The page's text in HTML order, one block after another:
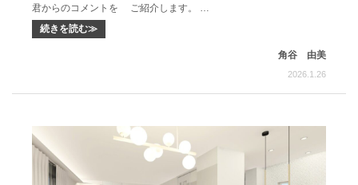
君からのコメントを ご紹介します。 …
続きを読む≫
角谷 由美
2026.1.26